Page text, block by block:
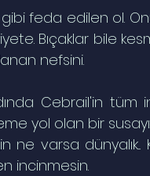
feda edilen ol.
Bıçaklar bile
nefsini.
Cebrail'in tüm
yol olan bir
ne varsa
incinmesin.